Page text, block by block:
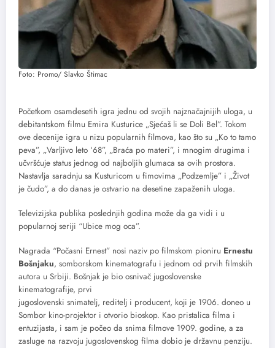
Foto: Promo/ Slavko Štimac
Početkom osamdesetih igra jednu od svojih najznačajnijih uloga, u
debitantskom filmu Emira Kusturice „Sjećaš li se Doli Bel”. Tokom
ove decenije igra u nizu popularnih filmova, kao što su „Ko to tamo
peva”, „Varljivo leto ‘68”, „Braća po materi”, i mnogim drugima i
učvršćuje status jednog od najboljih glumaca sa ovih prostora.
Nastavlja saradnju sa Kusturicom u fimovima „Podzemlje” i „Život
je čudo”, a do danas je ostvario na desetine zapaženih uloga.
Televizijska publika poslednjih godina može da ga vidi i u
popularnoj seriji “Ubice mog oca”.
Nagrada “Počasni Ernest” nosi naziv po filmskom pioniru Ernestu
Bošnjaku, somborskom kinematografu i jednom od prvih filmskih
autora u Srbiji. Bošnjak je bio osnivač jugoslovenske
kinematografije, prvi
jugoslovenski snimatelj, reditelj i producent, koji je 1906. doneo u
Sombor kino-projektor i otvorio bioskop. Kao pristalica filma i
entuzijasta, i sam je počeo da snima filmove 1909. godine, a za
zasluge na razvoju jugoslovenskog filma dobio je državnu penziju.